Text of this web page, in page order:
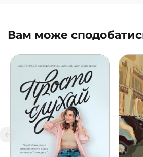
Вам може